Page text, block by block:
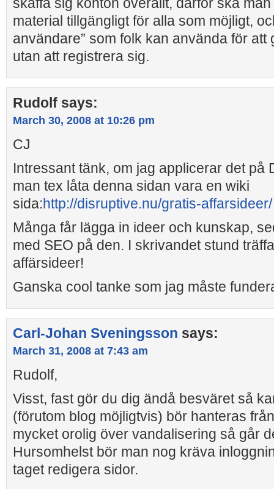
material tillgängligt för alla som möjligt,
användare” som folk kan använda för att
utan att registrera sig.
Rudolf says:
March 30, 2008 at 10:26 pm
CJ
Intressant tänk, om jag applicerar det på
man tex låta denna sidan vara en wiki
sida:http://disruptive.nu/gratis-affarsideer/
Många får lägga in ideer och kunskap,
med SEO på den. I skrivandet stund
affärsideer!
Ganska cool tanke som jag måste
Carl-Johan Sveningsson says:
March 31, 2008 at 7:43 am
Rudolf,
Visst, fast gör du dig ändå besväret så
(förutom blog möjligtvis) bör hanteras
mycket orolig över vandalisering så går
Hursomhelst bör man nog kräva
taget redigera sidor.